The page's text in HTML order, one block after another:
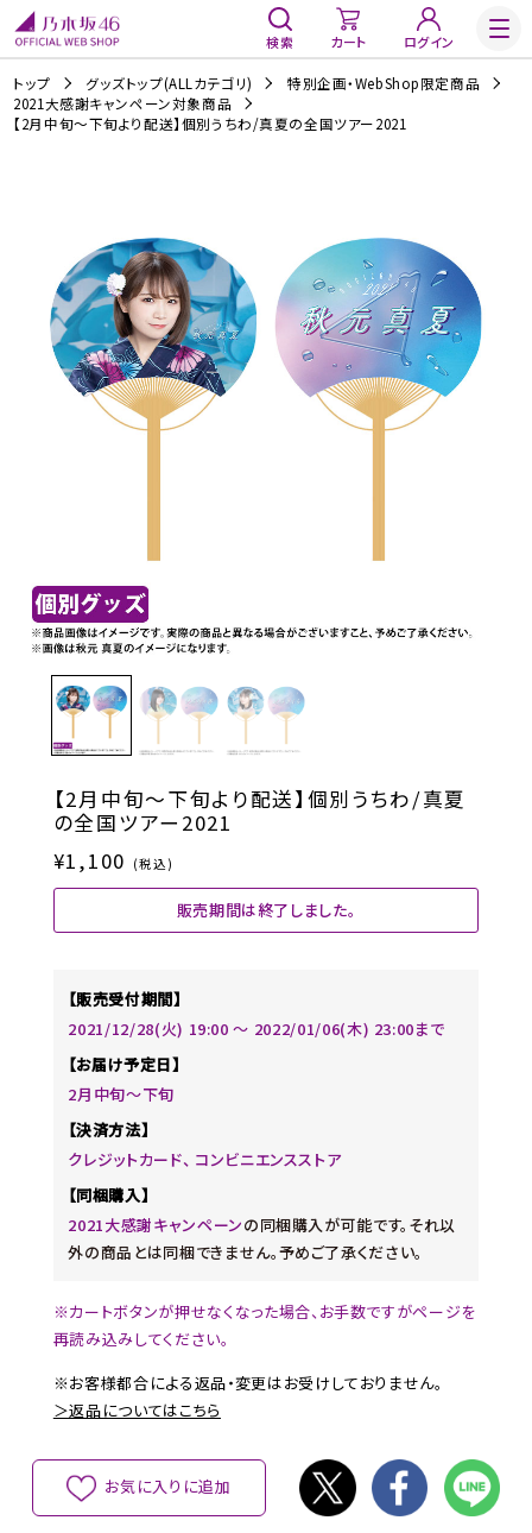
検索 カート ログイン
トップ グッズトップ(ALLカテゴリ)
特別企画・WebShop限定商品
2021大感謝キャンペーン対象商品
【2月中旬～下旬より配送】個別うちわ/真夏の全国ツアー2021
【2月中旬～下旬より配送】個別うちわ/真夏
の全国ツアー2021
¥1,100 (税込)
販売期間は終了しました。
【販売受付期間】
2021/12/28(火) 19:00 〜 2022/01/06(木) 23:00まで
【お届け予定日】
2月中旬～下旬
【決済方法】
クレジットカード、 コンビニエンスストア
【同梱購入】
2021大感謝キャンペーンの同梱購入が可能です。それ以
外の商品とは同梱できません。予めご了承ください。
※カートボタンが押せなくなった場合、お手数ですがページを
再読み込みしてください。
※お客様都合による返品・変更はお受けしておりません。
＞返品についてはこちら
お気に入りに追加